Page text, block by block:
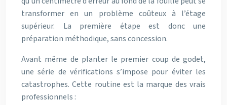
transformer en un problème coûteux à l’étage
supérieur. La première étape est donc une
préparation méthodique, sans concession.
Avant même de planter le premier coup de godet,
une série de vérifications s’impose pour éviter les
catastrophes. Cette routine est la marque des vrais
professionnels :